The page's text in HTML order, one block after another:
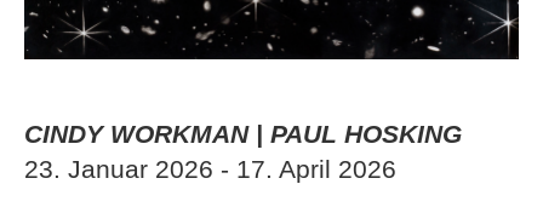
CINDY WORKMAN | PAUL HOSKING
23. Januar 2026 - 17. April 2026